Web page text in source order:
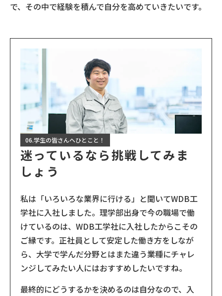
で、その中で経験を積んで自分を高めていきたいです。
06.学生の皆さんへひとこと！
迷っているなら挑戦してみま
しょう
私は「いろいろな業界に行ける」と聞いてWDB工
学社に入社しました。理学部出身で今の職場で働
けているのは、WDB工学社に入社したからこその
ご縁です。正社員として安定した働き方をしなが
ら、大学で学んだ分野とはまた違う業種にチャレ
ンジしてみたい人にはおすすめしたいですね。
最終的にどうするかを決めるのは自分なので、入